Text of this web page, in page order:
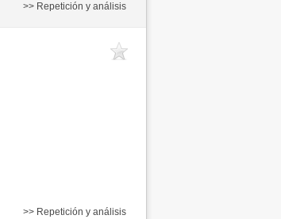
>> Repetición y análisis
>> Repetición y análisis